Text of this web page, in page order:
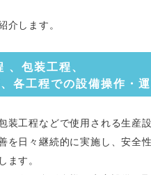
介します。
、包装工程、
各工程での設備操作・
工程などで使用される生産
を日々継続的に実施し、安全
ます。